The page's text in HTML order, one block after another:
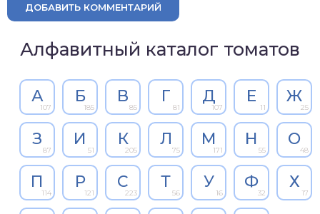
ДОБАВИТЬ КОММЕНТАРИЙ
Алфавитный каталог томатов
А
107
Б
185
В
85
Г
81
Д
107
Е
11
Ж
25
З
87
И
51
К
205
Л
75
М
171
Н
55
О
48
П
114
Р
121
С
223
Т
56
У
16
Ф
32
Х
17